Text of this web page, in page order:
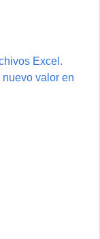
Excel.
valor en